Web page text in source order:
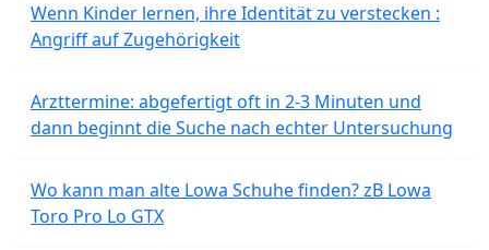
Wenn Kinder lernen, ihre Identität zu verstecken :
Angriff auf Zugehörigkeit
Arzttermine: abgefertigt oft in 2-3 Minuten und
dann beginnt die Suche nach echter Untersuchung
Wo kann man alte Lowa Schuhe finden? zB Lowa
Toro Pro Lo GTX